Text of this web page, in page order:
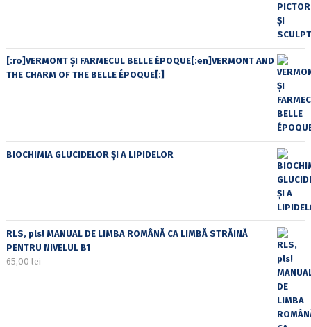
[:ro]VERMONT ȘI FARMECUL BELLE ÉPOQUE[:en]VERMONT AND
THE CHARM OF THE BELLE ÉPOQUE[:]
BIOCHIMIA GLUCIDELOR ȘI A LIPIDELOR
RLS, pls! MANUAL DE LIMBA ROMÂNĂ CA LIMBĂ STRĂINĂ
PENTRU NIVELUL B1
65,00 lei